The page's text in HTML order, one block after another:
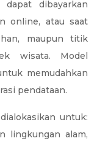
dapat dibayarkan
online, atau saat
maupun titik
wisata. Model
memudahkan
pendataan.
untuk:
lingkungan alam,